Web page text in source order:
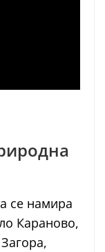
се намира
Караново,